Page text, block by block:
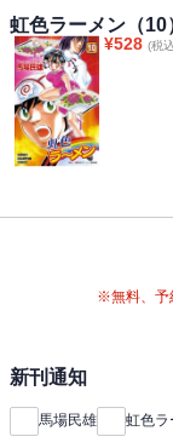
虹色ラーメン（10
¥528 (税
※無料、予
新刊通知
馬場民雄 虹色ラ